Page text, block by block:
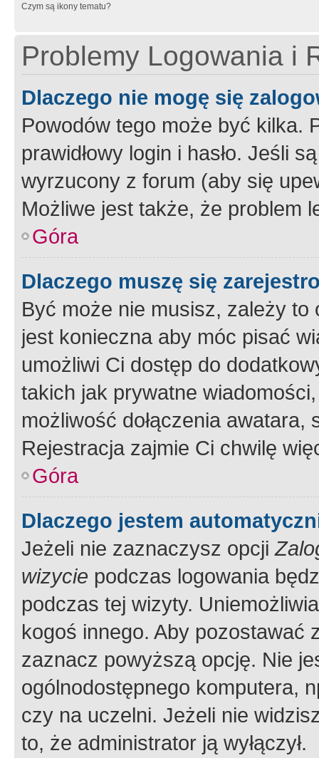
Czym są ikony tematu?
Problemy Logowania i
Dlaczego nie mogę się
Powodów tego może być kilka.
prawidłowy login i hasło. Jeśli
wyrzucony z forum (aby się
Możliwe jest także, że problem
Góra
Dlaczego muszę się
Być może nie musisz, zależy
jest konieczna aby móc pisać
umożliwi Ci dostęp do
takich jak prywatne
możliwość dołączenia
Rejestracja zajmie Ci chwilę
Góra
Dlaczego jestem
Jeżeli nie zaznaczysz opcji
wizycie podczas logowania
podczas tej wizyty.
kogoś innego. Aby pozostawać
zaznacz powyższą opcję. Nie
ogólnodostępnego komputera,
czy na uczelni. Jeżeli nie
to, że administrator ją wyłączył.